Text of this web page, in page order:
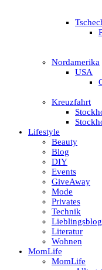
Nordamerika
USA
Kreuzfahrt
Lifestyle
Beauty
Blog
DIY
Events
GiveAway
Mode
Privates
Technik
Literatur
Wohnen
MomLife
MomLife